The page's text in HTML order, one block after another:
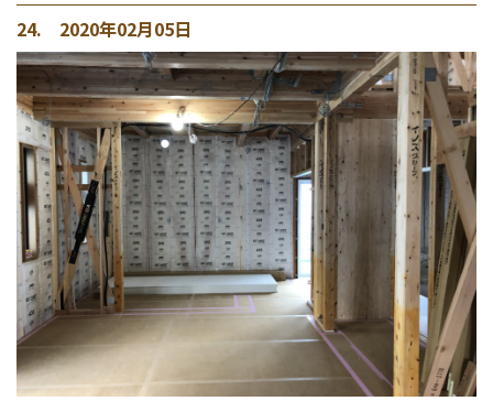
24. 2020年02月05日